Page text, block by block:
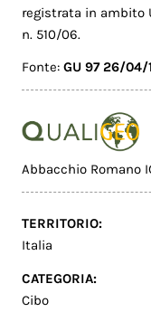
registrata in ambito
n. 510/06.
Fonte:GU 97 26/04/
Abbacchio Romano
TERRITORIO:
Italia
CATEGORIA:
Cibo